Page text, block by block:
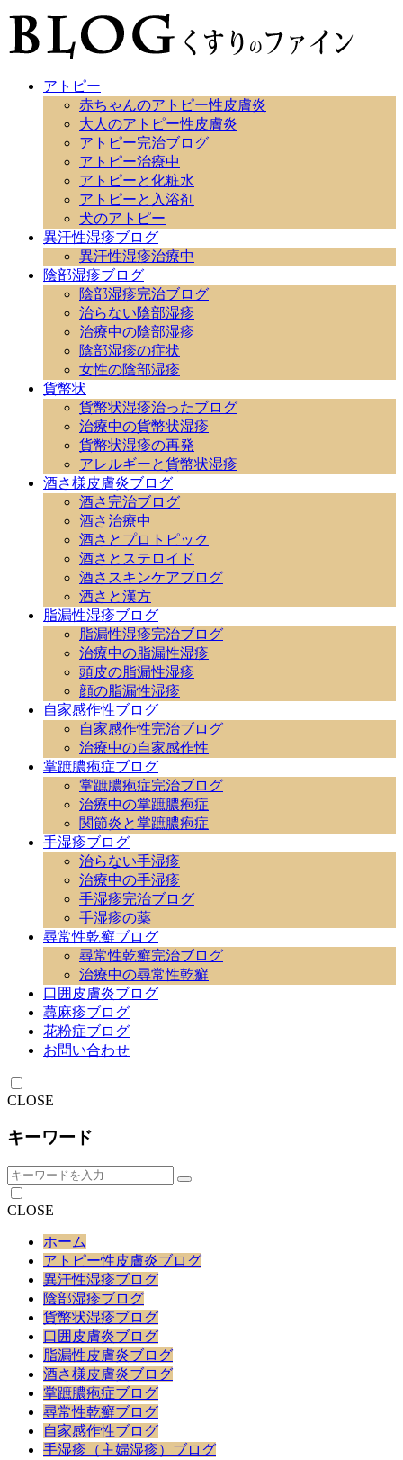
アトピー
赤ちゃんのアトピー性皮膚炎
大人のアトピー性皮膚炎
アトピー完治ブログ
アトピー治療中
アトピーと化粧水
アトピーと入浴剤
犬のアトピー
異汗性湿疹ブログ
異汗性湿疹治療中
陰部湿疹ブログ
陰部湿疹完治ブログ
治らない陰部湿疹
治療中の陰部湿疹
陰部湿疹の症状
女性の陰部湿疹
貨幣状
貨幣状湿疹治ったブログ
治療中の貨幣状湿疹
貨幣状湿疹の再発
アレルギーと貨幣状湿疹
酒さ様皮膚炎ブログ
酒さ完治ブログ
酒さ治療中
酒さとプロトピック
酒さとステロイド
酒さスキンケアブログ
酒さと漢方
脂漏性湿疹ブログ
脂漏性湿疹完治ブログ
治療中の脂漏性湿疹
頭皮の脂漏性湿疹
顔の脂漏性湿疹
自家感作性ブログ
自家感作性完治ブログ
治療中の自家感作性
掌蹠膿疱症ブログ
掌蹠膿疱症完治ブログ
治療中の掌蹠膿疱症
関節炎と掌蹠膿疱症
手湿疹ブログ
治らない手湿疹
治療中の手湿疹
手湿疹完治ブログ
手湿疹の薬
尋常性乾癬ブログ
尋常性乾癬完治ブログ
治療中の尋常性乾癬
口囲皮膚炎ブログ
蕁麻疹ブログ
花粉症ブログ
お問い合わせ
CLOSE
キーワード
CLOSE
ホーム
アトピー性皮膚炎ブログ
異汗性湿疹ブログ
陰部湿疹ブログ
貨幣状湿疹ブログ
口囲皮膚炎ブログ
脂漏性皮膚炎ブログ
酒さ様皮膚炎ブログ
掌蹠膿疱症ブログ
尋常性乾癬ブログ
自家感作性ブログ
手湿疹（主婦湿疹）ブログ